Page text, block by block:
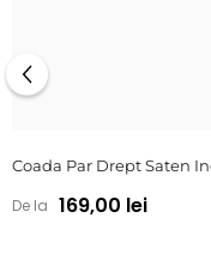
Coada Par Drept Saten
De la 169,00 lei